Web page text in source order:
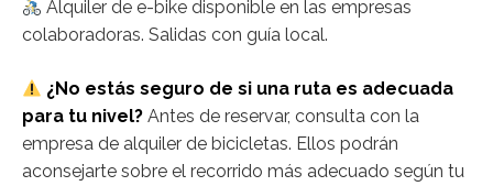
Alquiler de e-bike disponible en las empresas
colaboradoras. Salidas con guía local.
¿No estás seguro de si una ruta es adecuada
para tu nivel? Antes de reservar, consulta con la
empresa de alquiler de bicicletas. Ellos podrán
aconsejarte sobre el recorrido más adecuado según tu